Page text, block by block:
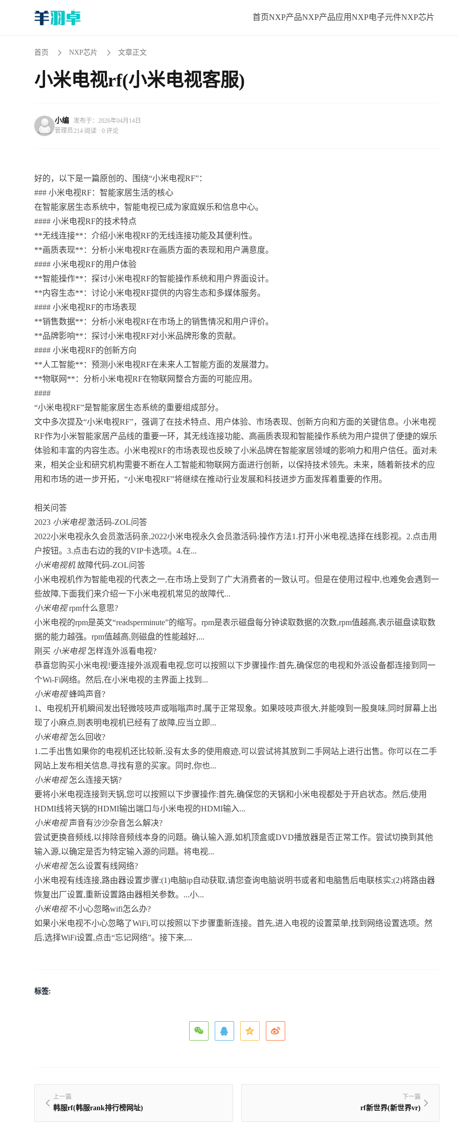
首页NXP产品NXP产品应用NXP电子元件NXP芯片
首页 NXP芯片 文章正文
小米电视rf(小米电视客服)
小编
管理员
发布于：2026年04月14日
214 阅读 · 0 评论
好的，以下是一篇原创的、围绕“小米电视RF”：
### 小米电视RF：智能家居生活的核心
在智能家居生态系统中，智能电视已成为家庭娱乐和信息中心。
#### 小米电视RF的技术特点
**无线连接**：介绍小米电视RF的无线连接功能及其便利性。
**画质表现**：分析小米电视RF在画质方面的表现和用户满意度。
#### 小米电视RF的用户体验
**智能操作**：探讨小米电视RF的智能操作系统和用户界面设计。
**内容生态**：讨论小米电视RF提供的内容生态和多媒体服务。
#### 小米电视RF的市场表现
**销售数据**：分析小米电视RF在市场上的销售情况和用户评价。
**品牌影响**：探讨小米电视RF对小米品牌形象的贡献。
#### 小米电视RF的创新方向
**人工智能**：预测小米电视RF在未来人工智能方面的发展潜力。
**物联网**：分析小米电视RF在物联网整合方面的可能应用。
####
“小米电视RF”是智能家居生态系统的重要组成部分。
文中多次提及“小米电视RF”，强调了在技术特点、用户体验、市场表现、创新方向和方面的关键信息。小米电视
RF作为小米智能家居产品线的重要一环，其无线连接功能、高画质表现和智能操作系统为用户提供了便捷的娱乐
体验和丰富的内容生态。小米电视RF的市场表现也反映了小米品牌在智能家居领域的影响力和用户信任。面对未
来，相关企业和研究机构需要不断在人工智能和物联网方面进行创新，以保持技术领先。未来，随着新技术的应
用和市场的进一步开拓，“小米电视RF”将继续在推动行业发展和科技进步方面发挥着重要的作用。
相关问答
2023 小米电视激活码-ZOL问答
2022小米电视永久会员激活码亲,2022小米电视永久会员激活码:操作方法1.打开小米电视,选择在线影视。2.点击用
户按钮。3.点击右边的我的VIP卡选项。4.在...
小米电视机故障代码-ZOL问答
小米电视机作为智能电视的代表之一,在市场上受到了广大消费者的一致认可。但是在使用过程中,也难免会遇到一
些故障,下面我们来介绍一下小米电视机常见的故障代...
小米电视rpm什么意思?
小米电视的rpm是英文“readsperminute”的缩写。rpm是表示磁盘每分钟读取数据的次数,rpm值越高,表示磁盘读取数
据的能力越强。rpm值越高,则磁盘的性能越好,...
刚买 小米电视怎样连外派看电视?
恭喜您购买小米电视!要连接外派观看电视,您可以按照以下步骤操作:首先,确保您的电视和外派设备都连接到同一
个Wi-Fi网络。然后,在小米电视的主界面上找到...
小米电视蜂鸣声音?
1、电视机开机瞬间发出轻微吱吱声或嗡嗡声时,属于正常现象。如果吱吱声很大,并能嗅到一股臭味,同时屏幕上出
现了小麻点,则表明电视机已经有了故障,应当立即...
小米电视怎么回收?
1.二手出售如果你的电视机还比较新,没有太多的使用痕迹,可以尝试将其放到二手网站上进行出售。你可以在二手
网站上发布相关信息,寻找有意的买家。同时,你也...
小米电视怎么连接天锅?
要将小米电视连接到天锅,您可以按照以下步骤操作:首先,确保您的天锅和小米电视都处于开启状态。然后,使用
HDMI线将天锅的HDMI输出端口与小米电视的HDMI输入...
小米电视声音有沙沙杂音怎么解决?
尝试更换音频线,以排除音频线本身的问题。确认输入源,如机顶盒或DVD播放器是否正常工作。尝试切换到其他
输入源,以确定是否为特定输入源的问题。将电视...
小米电视怎么设置有线网络?
小米电视有线连接,路由器设置步骤:(1)电脑ip自动获取,请您查询电脑说明书或者和电脑售后电联核实;(2)将路由器
恢复出厂设置,重新设置路由器相关参数。...小...
小米电视不小心忽略wifi怎么办?
如果小米电视不小心忽略了WiFi,可以按照以下步骤重新连接。首先,进入电视的设置菜单,找到网络设置选项。然
后,选择WiFi设置,点击“忘记网络”。接下来,...
标签:
上一篇
韩服rf(韩服rank排行榜网址)
下一篇
rf新世界(新世界vr)